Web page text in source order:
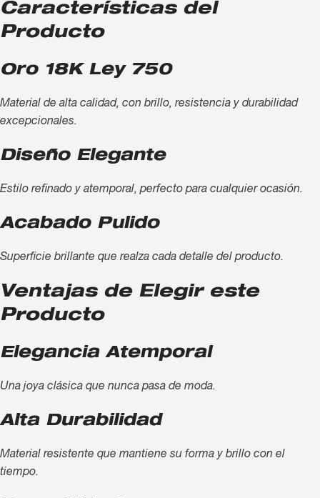
Características del
Producto
Oro 18K Ley 750
Material de alta calidad, con brillo, resistencia y durabilidad
excepcionales.
Diseño Elegante
Estilo refinado y atemporal, perfecto para cualquier ocasión.
Acabado Pulido
Superficie brillante que realza cada detalle del producto.
Ventajas de Elegir este
Producto
Elegancia Atemporal
Una joya clásica que nunca pasa de moda.
Alta Durabilidad
Material resistente que mantiene su forma y brillo con el
tiempo.